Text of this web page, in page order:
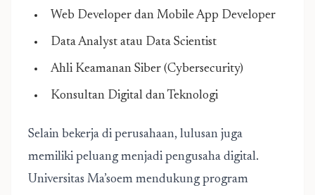
Web Developer dan Mobile App Developer
Data Analyst atau Data Scientist
Ahli Keamanan Siber (Cybersecurity)
Konsultan Digital dan Teknologi
Selain bekerja di perusahaan, lulusan juga
memiliki peluang menjadi pengusaha digital.
Universitas Ma’soem mendukung program